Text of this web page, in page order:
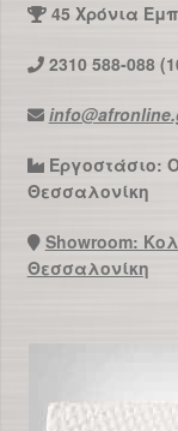
45 Χρόνια
2310 588-088
Εργοστάσιο:
Θεσσαλονίκη
Showroom:
Θεσσαλονίκη